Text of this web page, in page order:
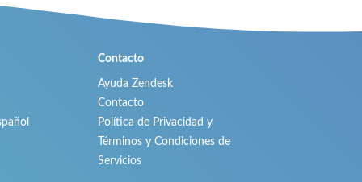
Contacto
Ayuda Zendesk
Contacto
Política de Privacidad y
Términos y Condiciones de
Servicios